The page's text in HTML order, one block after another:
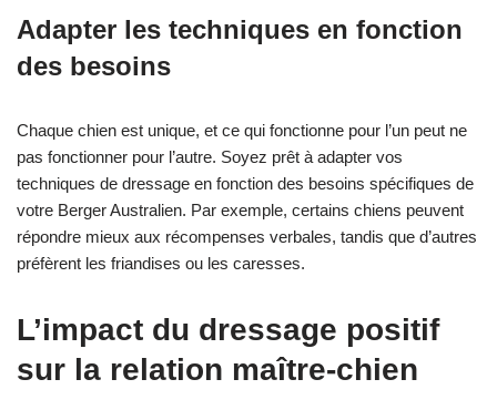
Adapter les techniques en fonction
des besoins
Chaque chien est unique, et ce qui fonctionne pour l’un peut ne
pas fonctionner pour l’autre. Soyez prêt à adapter vos
techniques de dressage en fonction des besoins spécifiques de
votre Berger Australien. Par exemple, certains chiens peuvent
répondre mieux aux récompenses verbales, tandis que d’autres
préfèrent les friandises ou les caresses.
L’impact du dressage positif
sur la relation maître-chien